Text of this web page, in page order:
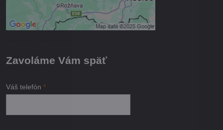
Otvoriť obsah v novom okne
Zavoláme Vám späť
Váš telefón *